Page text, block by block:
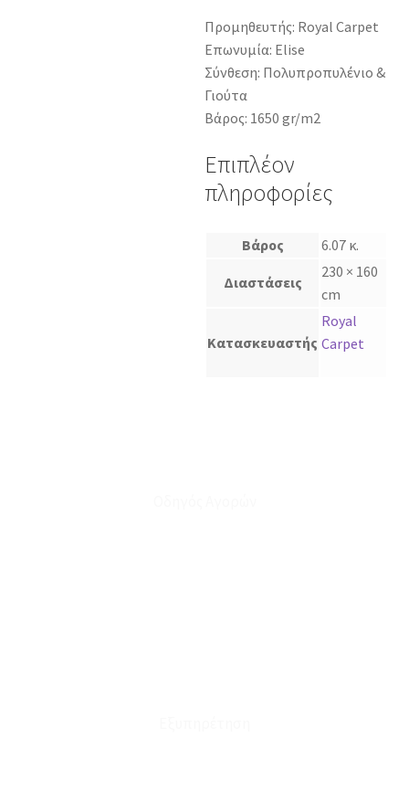
Προμηθευτής: Royal Carpet
Επωνυμία: Elise
Σύνθεση: Πολυπροπυλένιο &
Γιούτα
Βάρος: 1650 gr/m2
Επιπλέον
πληροφορίες
Βάρος 6.07 κ.
Διαστάσεις
230 × 160
cm
Κατασκευαστής
Royal
Carpet